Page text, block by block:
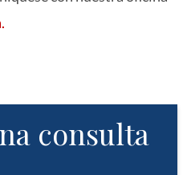
consulta